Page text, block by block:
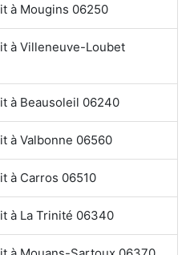
à Mougins 06250
à Villeneuve-Loubet
à Beausoleil 06240
à Valbonne 06560
à Carros 06510
à La Trinité 06340